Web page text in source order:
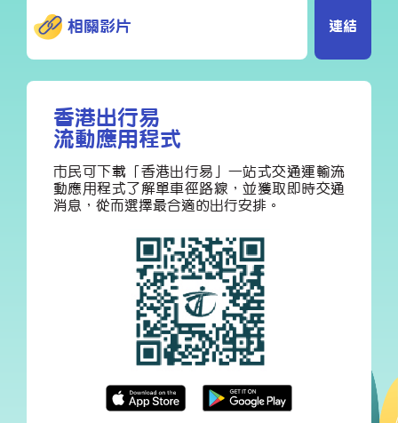
相關影片 連結
香港出行易
流動應用程式
市民可下載「香港出行易」一站式交通運輸流
動應用程式了解單車徑路線，並獲取即時交通
消息，從而選擇最合適的出行安排。